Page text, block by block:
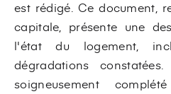
est rédigé. Ce document,
capitale, présente une
l'état du logement,
dégradations
soigneusement